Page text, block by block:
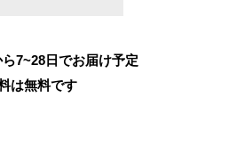
7~28日でお届け予定
は無料です